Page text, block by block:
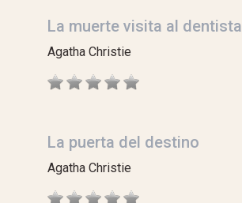
La muerte visita al dentista
Agatha Christie
La puerta del destino
Agatha Christie